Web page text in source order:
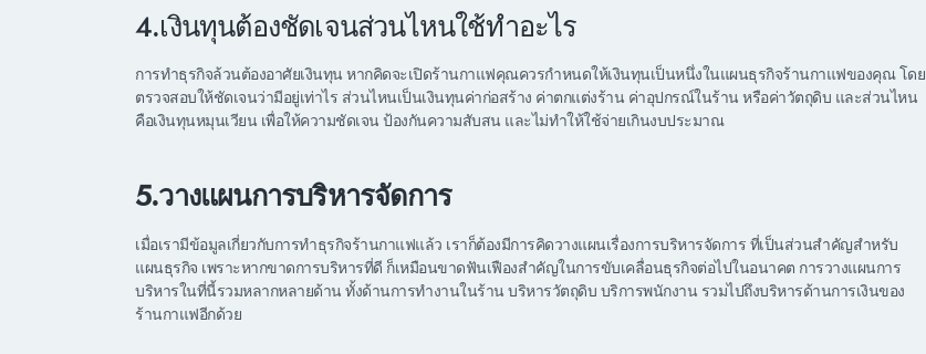
4.เงินทุนต้องชัดเจนส่วนไหนใช้ทำอะไร
การทำธุรกิจล้วนต้องอาศัยเงินทุน หากคิดจะเปิดร้านกาแฟคุณควรกำหนดให้เงินทุนเป็นหนึ่งในแผนธุรกิจร้านกาแฟของคุณ โดย
ตรวจสอบให้ชัดเจนว่ามีอยู่เท่าไร ส่วนไหนเป็นเงินทุนค่าก่อสร้าง ค่าตกแต่งร้าน ค่าอุปกรณ์ในร้าน หรือค่าวัตถุดิบ และส่วนไหน
คือเงินทุนหมุนเวียน เพื่อให้ความชัดเจน ป้องกันความสับสน และไม่ทำให้ใช้จ่ายเกินงบประมาณ
5.วางแผนการบริหารจัดการ
เมื่อเรามีข้อมูลเกี่ยวกับการทำธุรกิจร้านกาแฟแล้ว เราก็ต้องมีการคิดวางแผนเรื่องการบริหารจัดการ ที่เป็นส่วนสำคัญสำหรับ
แผนธุรกิจ เพราะหากขาดการบริหารที่ดี ก็เหมือนขาดฟันเฟืองสำคัญในการขับเคลื่อนธุรกิจต่อไปในอนาคต การวางแผนการ
บริหารในที่นี้รวมหลากหลายด้าน ทั้งด้านการทำงานในร้าน บริหารวัตถุดิบ บริการพนักงาน รวมไปถึงบริหารด้านการเงินของ
ร้านกาแฟอีกด้วย